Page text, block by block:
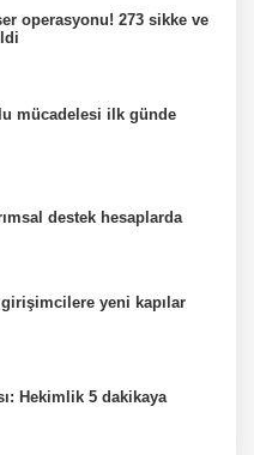
operasyonu! 273 sikke ve
mücadelesi ilk günde
destek hesaplarda
yeni kapılar
Hekimlik 5 dakikaya